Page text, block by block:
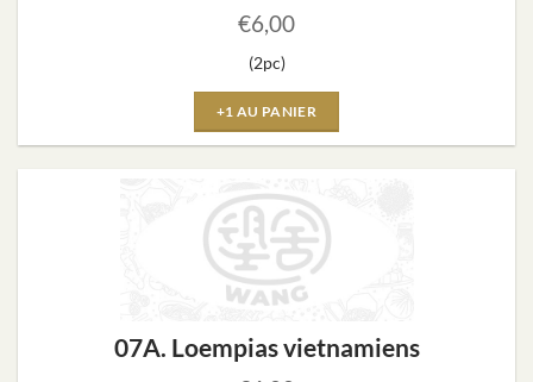
€6,00
(2pc)
+1 AU PANIER
07A. Loempias vietnamiens